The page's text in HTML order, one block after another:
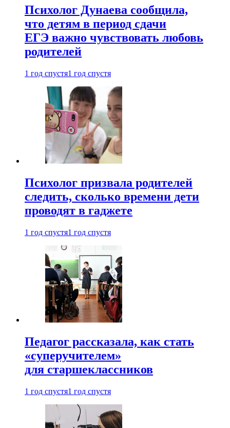
Психолог Дунаева сообщила,
что детям в период сдачи
ЕГЭ важно чувствовать любовь
родителей
1 год спустя1 год спустя
Психолог призвала родителей
следить, сколько времени дети
проводят в гаджете
1 год спустя1 год спустя
Педагог рассказала, как стать
«суперучителем»
для старшеклассников
1 год спустя1 год спустя